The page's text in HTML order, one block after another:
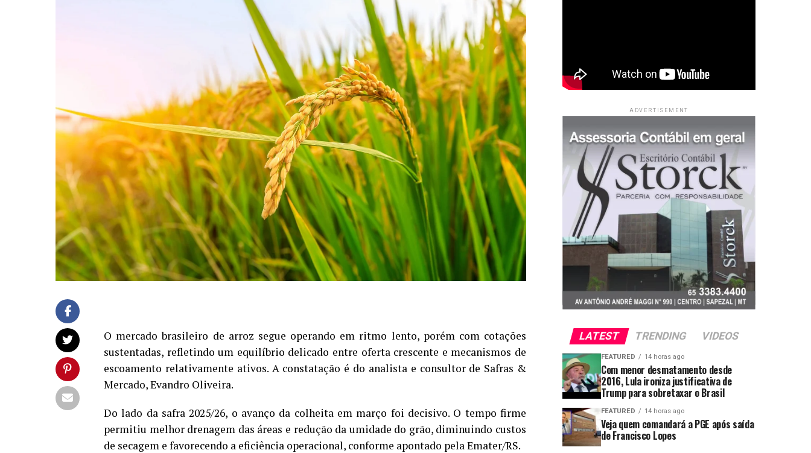
O mercado brasileiro de arroz segue operando em ritmo lento, porém com cotações
sustentadas, refletindo um equilíbrio delicado entre oferta crescente e mecanismos de
escoamento relativamente ativos. A constatação é do analista e consultor de Safras &
Mercado, Evandro Oliveira.
Do lado da safra 2025/26, o avanço da colheita em março foi decisivo. O tempo firme
permitiu melhor drenagem das áreas e redução da umidade do grão, diminuindo custos
de secagem e favorecendo a eficiência operacional, conforme apontado pela Emater/RS.
ADVERTISEMENT
LATEST TRENDING VIDEOS
FEATURED 14 horas ago
Com menor desmatamento desde
2016, Lula ironiza justificativa de
Trump para sobretaxar o Brasil
FEATURED 14 horas ago
Veja quem comandará a PGE após saída
de Francisco Lopes